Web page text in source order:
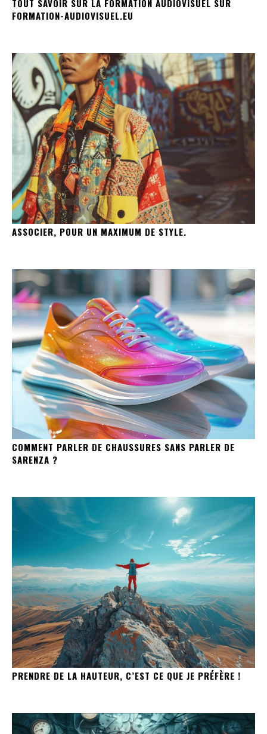
TOUT SAVOIR SUR LA FORMATION AUDIOVISUEL SUR
FORMATION-AUDIOVISUEL.EU
ASSOCIER, POUR UN MAXIMUM DE STYLE.
COMMENT PARLER DE CHAUSSURES SANS PARLER DE
SARENZA ?
PRENDRE DE LA HAUTEUR, C’EST CE QUE JE PRÉFÈRE !